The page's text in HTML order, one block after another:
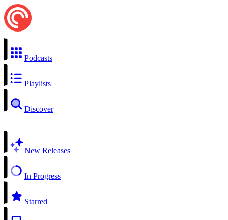
Podcasts
Playlists
Discover
New Releases
In Progress
Starred